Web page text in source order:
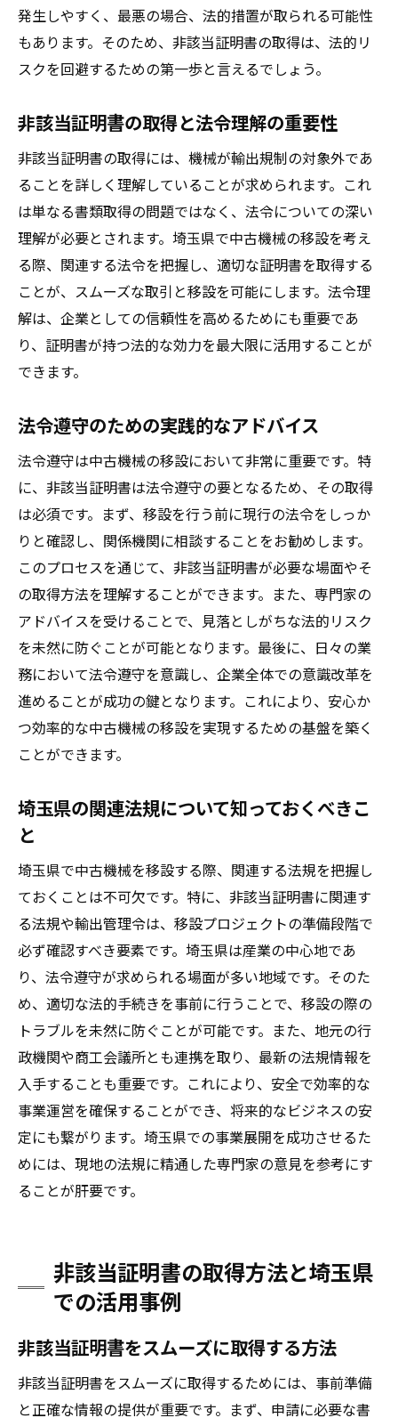
発生しやすく、最悪の場合、法的措置が取られる可能性
もあります。そのため、非該当証明書の取得は、法的リ
スクを回避するための第一歩と言えるでしょう。
非該当証明書の取得と法令理解の重要性
非該当証明書の取得には、機械が輸出規制の対象外であ
ることを詳しく理解していることが求められます。これ
は単なる書類取得の問題ではなく、法令についての深い
理解が必要とされます。埼玉県で中古機械の移設を考え
る際、関連する法令を把握し、適切な証明書を取得する
ことが、スムーズな取引と移設を可能にします。法令理
解は、企業としての信頼性を高めるためにも重要であ
り、証明書が持つ法的な効力を最大限に活用することが
できます。
法令遵守のための実践的なアドバイス
法令遵守は中古機械の移設において非常に重要です。特
に、非該当証明書は法令遵守の要となるため、その取得
は必須です。まず、移設を行う前に現行の法令をしっか
りと確認し、関係機関に相談することをお勧めします。
このプロセスを通じて、非該当証明書が必要な場面やそ
の取得方法を理解することができます。また、専門家の
アドバイスを受けることで、見落としがちな法的リスク
を未然に防ぐことが可能となります。最後に、日々の業
務において法令遵守を意識し、企業全体での意識改革を
進めることが成功の鍵となります。これにより、安心か
つ効率的な中古機械の移設を実現するための基盤を築く
ことができます。
埼玉県の関連法規について知っておくべきこ
と
埼玉県で中古機械を移設する際、関連する法規を把握し
ておくことは不可欠です。特に、非該当証明書に関連す
る法規や輸出管理令は、移設プロジェクトの準備段階で
必ず確認すべき要素です。埼玉県は産業の中心地であ
り、法令遵守が求められる場面が多い地域です。そのた
め、適切な法的手続きを事前に行うことで、移設の際の
トラブルを未然に防ぐことが可能です。また、地元の行
政機関や商工会議所とも連携を取り、最新の法規情報を
入手することも重要です。これにより、安全で効率的な
事業運営を確保することができ、将来的なビジネスの安
定にも繋がります。埼玉県での事業展開を成功させるた
めには、現地の法規に精通した専門家の意見を参考にす
ることが肝要です。
非該当証明書の取得方法と埼玉県
での活用事例
非該当証明書をスムーズに取得する方法
非該当証明書をスムーズに取得するためには、事前準備
と正確な情報の提供が重要です。まず、申請に必要な書